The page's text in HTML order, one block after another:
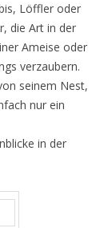
Löffler oder
die Art in der
Ameise oder
verzaubern.
seinem Nest,
nur ein
in der